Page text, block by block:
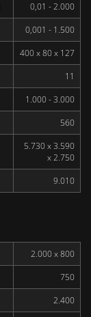
0,01 - 2.000
0,001 - 1.500
400 x 80 x 127
11
1.000 - 3.000
560
5.730 x 3.590
x 2.750
9.010
2.000 x 800
750
2.400